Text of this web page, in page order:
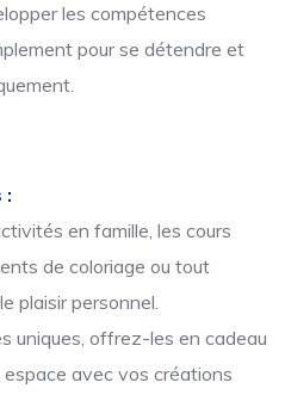
les compétences
pour se détendre et
:
en famille, les cours
de coloriage ou tout
plaisir personnel.
uniques, offrez-les en cadeau
avec vos créations